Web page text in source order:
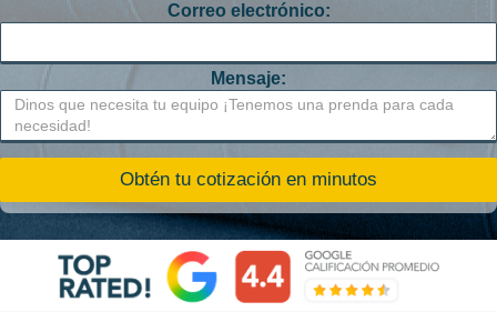
Correo electrónico:
Mensaje: